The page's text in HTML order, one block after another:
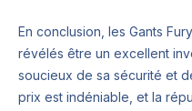
En conclusion, les Gants
révélés être un excellent
soucieux de sa sécurité et
prix est indéniable, et la